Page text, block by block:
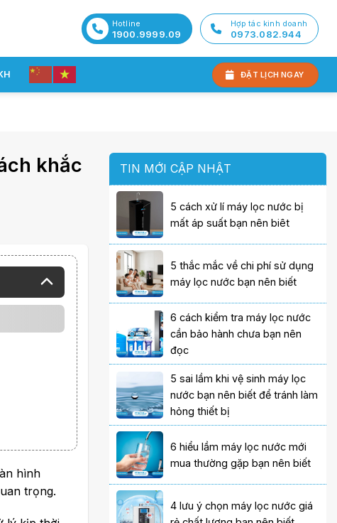
Hotline
1900.9999.09
Hợp tác kinh doanh
0973.082.944
ĐẶT LỊCH NGAY
khắc
hình
trọng.
TIN MỚI CẬP NHẬT
5 cách xử lí máy lọc nước bị
mất áp suất bạn nên biêt
5 thắc mắc về chi phí sử dụng
máy lọc nước bạn nên biết
6 cách kiểm tra máy lọc nước
cần bảo hành chưa bạn nên
đọc
5 sai lầm khi vệ sinh máy lọc
nước bạn nên biết để tránh làm
hỏng thiết bị
6 hiểu lầm máy lọc nước mới
mua thường gặp bạn nên biết
4 lưu ý chọn máy lọc nước giá